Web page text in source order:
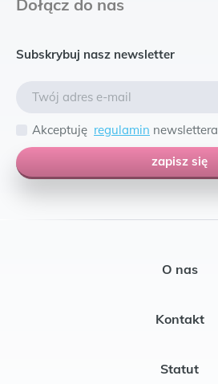
Dołącz do nas
Subskrybuj nasz newsletter
Akceptuję regulamin newslettera
zapisz się
O nas
Kontakt
Statut